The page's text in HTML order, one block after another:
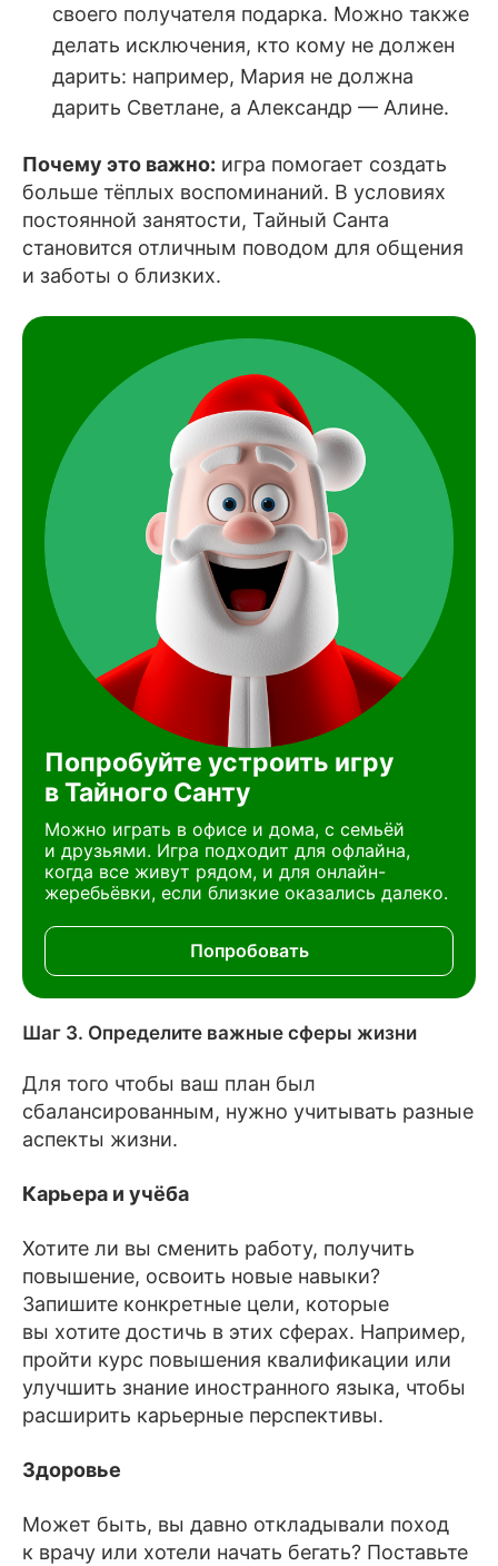
своего получателя подарка. Можно также
делать исключения, кто кому не должен
дарить: например, Мария не должна
дарить Светлане, а Александр — Алине.
Почему это важно: игра помогает создать
больше тёплых воспоминаний. В условиях
постоянной занятости, Тайный Санта
становится отличным поводом для общения
и заботы о близких.
Попробуйте устроить игру
в Тайного Санту
Можно играть в офисе и дома, с семьёй
и друзьями. Игра подходит для офлайна,
когда все живут рядом, и для онлайн-
жеребьёвки, если близкие оказались далеко.
Попробовать
Шаг 3. Определите важные сферы жизни
Для того чтобы ваш план был
сбалансированным, нужно учитывать разные
аспекты жизни.
Карьера и учёба
Хотите ли вы сменить работу, получить
повышение, освоить новые навыки?
Запишите конкретные цели, которые
вы хотите достичь в этих сферах. Например,
пройти курс повышения квалификации или
улучшить знание иностранного языка, чтобы
расширить карьерные перспективы.
Здоровье
Может быть, вы давно откладывали поход
к врачу или хотели начать бегать? Поставьте